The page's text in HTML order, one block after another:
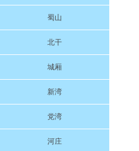
蜀山
北干
城厢
新湾
党湾
河庄